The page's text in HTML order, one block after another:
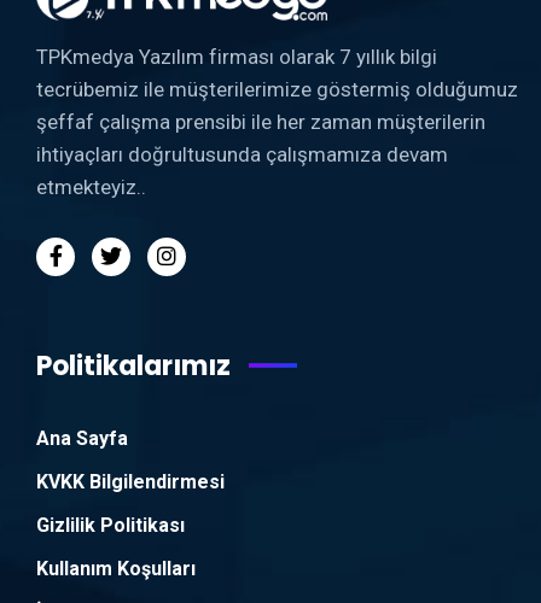
TPKmedya Yazılım firması olarak 7 yıllık bilgi
tecrübemiz ile müşterilerimize göstermiş olduğumuz
şeffaf çalışma prensibi ile her zaman müşterilerin
ihtiyaçları doğrultusunda çalışmamıza devam
etmekteyiz..
Politikalarımız
Ana Sayfa
KVKK Bilgilendirmesi
Gizlilik Politikası
Kullanım Koşulları